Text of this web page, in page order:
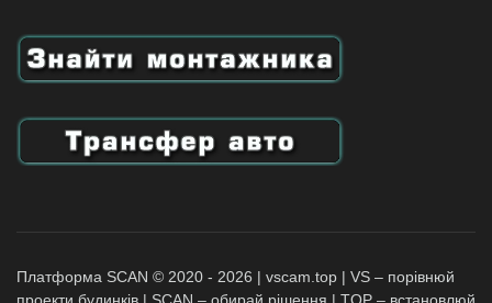
Платформа SCAN © 2020 - 2026 | vscam.top | VS – порівнюй